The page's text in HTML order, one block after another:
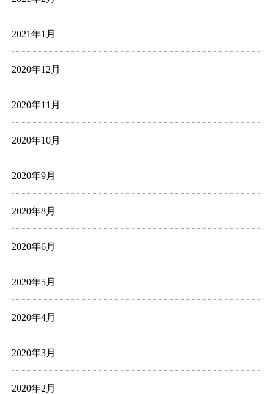
2021年1月
2020年12月
2020年11月
2020年10月
2020年9月
2020年8月
2020年6月
2020年5月
2020年4月
2020年3月
2020年2月